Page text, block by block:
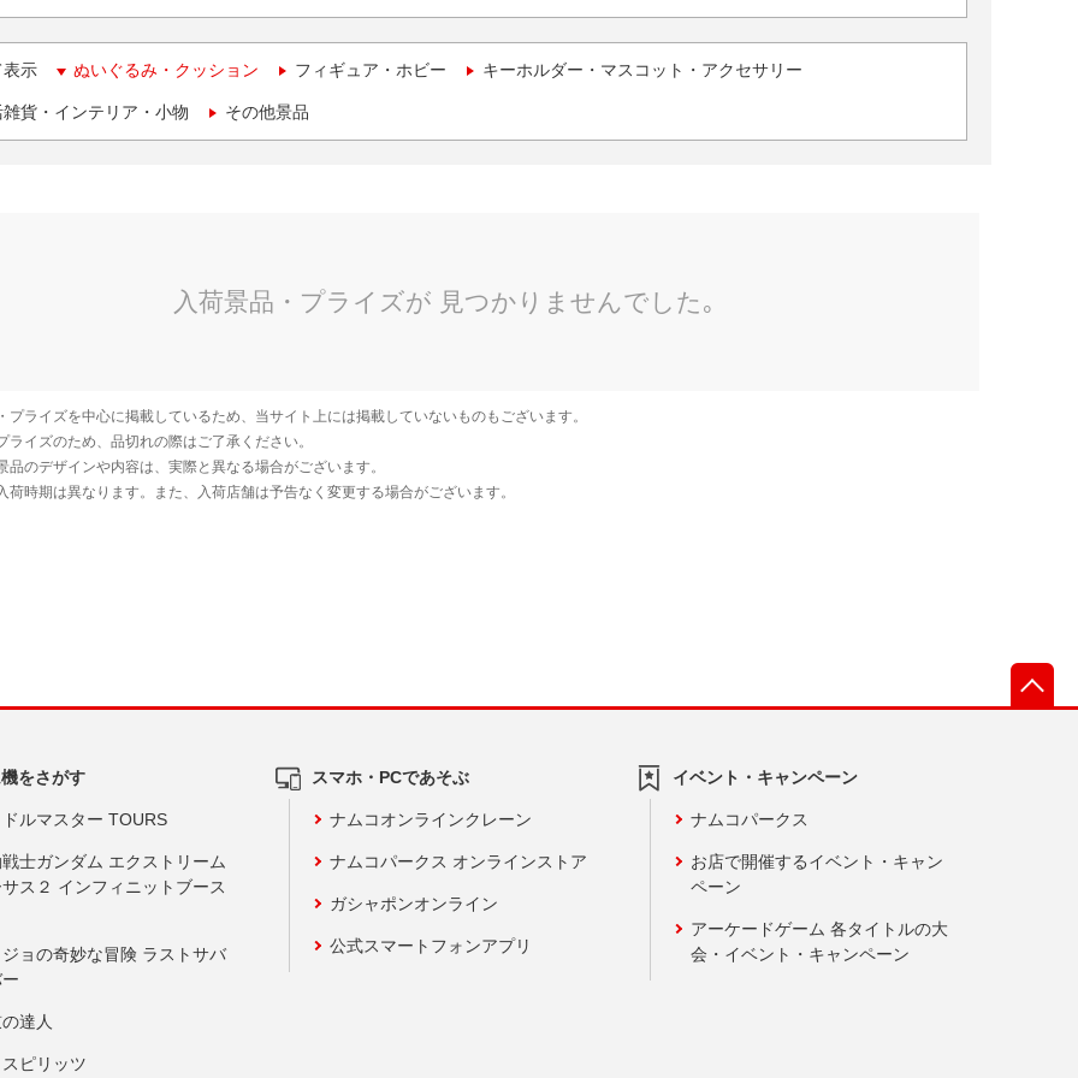
表示 ぬいぐるみ・クッション フィギュア・ホビー キーホルダー・マスコット・アクセサリー
貨・インテリア・小物 その他景品
をさがす
ルマスター TOURS
士ガンダム エクストリーム
ス２ インフィニットブース
ョの奇妙な冒険 ラストサバ
達人
ピリッツ
スマホ・PCであそぶ
ナムコオンラインクレーン
ナムコパークス オンラインストア
ガシャポンオンライン
公式スマートフォンアプリ
イベント・キャンペーン
ナムコパークス
お店で開催するイベント・キャン
ペーン
アーケードゲーム 各タイトルの大
会・イベント・キャンペーン